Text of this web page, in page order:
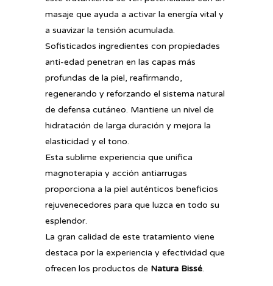
masaje que ayuda a activar la energía vital y
a suavizar la tensión acumulada.
Sofisticados ingredientes con propiedades
anti-edad penetran en las capas más
profundas de la piel, reafirmando,
regenerando y reforzando el sistema natural
de defensa cutáneo. Mantiene un nivel de
hidratación de larga duración y mejora la
elasticidad y el tono.
Esta sublime experiencia que unifica
magnoterapia y acción antiarrugas
proporciona a la piel auténticos beneficios
rejuvenecedores para que luzca en todo su
esplendor.
La gran calidad de este tratamiento viene
destaca por la experiencia y efectividad que
ofrecen los productos de Natura Bissé.